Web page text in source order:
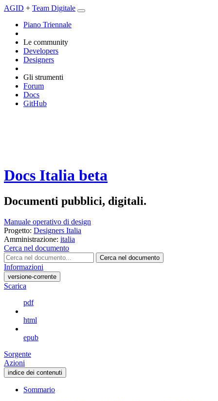
AGID + Team Digitale
Piano Triennale
Le community
Developers
Designers
Gli strumenti
Forum
Docs
GitHub
Docs Italia beta
Documenti pubblici, digitali.
Manuale operativo di design
Progetto: Designers Italia
Amministrazione: italia
Cerca nel documento
Cerca nel documento
Informazioni
versione-corrente
Scarica
pdf
html
epub
Sorgente
Azioni
indice dei contenuti
Sommario